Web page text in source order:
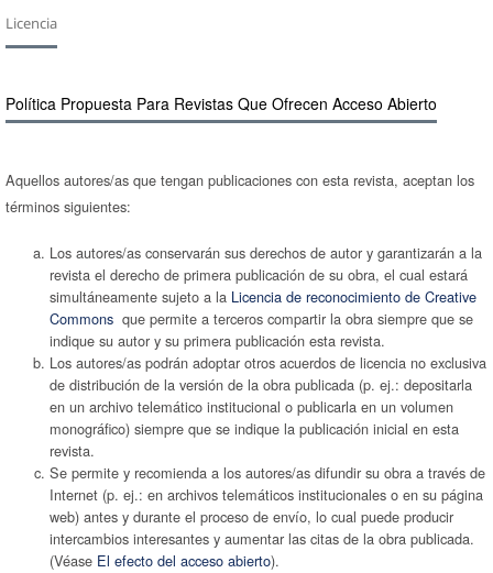
Licencia
Polí­tica Propuesta Para Revistas Que Ofrecen Acceso Abierto
Aquellos autores/as que tengan publicaciones con esta revista, aceptan los
términos siguientes:
Los autores/as conservarán sus derechos de autor y garantizarán a la
revista el derecho de primera publicación de su obra, el cual estará
simultáneamente sujeto a la Licencia de reconocimiento de Creative
Commons que permite a terceros compartir la obra siempre que se
indique su autor y su primera publicación esta revista.
Los autores/as podrán adoptar otros acuerdos de licencia no exclusiva
de distribución de la versión de la obra publicada (p. ej.: depositarla
en un archivo telemático institucional o publicarla en un volumen
monográfico) siempre que se indique la publicación inicial en esta
revista.
Se permite y recomienda a los autores/as difundir su obra a través de
Internet (p. ej.: en archivos telemáticos institucionales o en su página
web) antes y durante el proceso de enví­o, lo cual puede producir
intercambios interesantes y aumentar las citas de la obra publicada.
(Véase El efecto del acceso abierto).